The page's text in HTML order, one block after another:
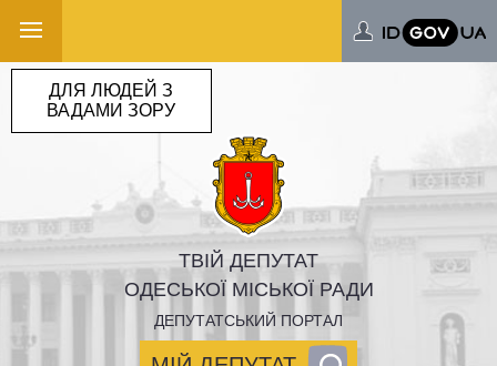
ТВІЙ ДЕПУТАТ
ОДЕСЬКОЇ МІСЬКОЇ РАДИ
ДЕПУТАТСЬКИЙ ПОРТАЛ
ДЛЯ ЛЮДЕЙ З
ВАДАМИ ЗОРУ